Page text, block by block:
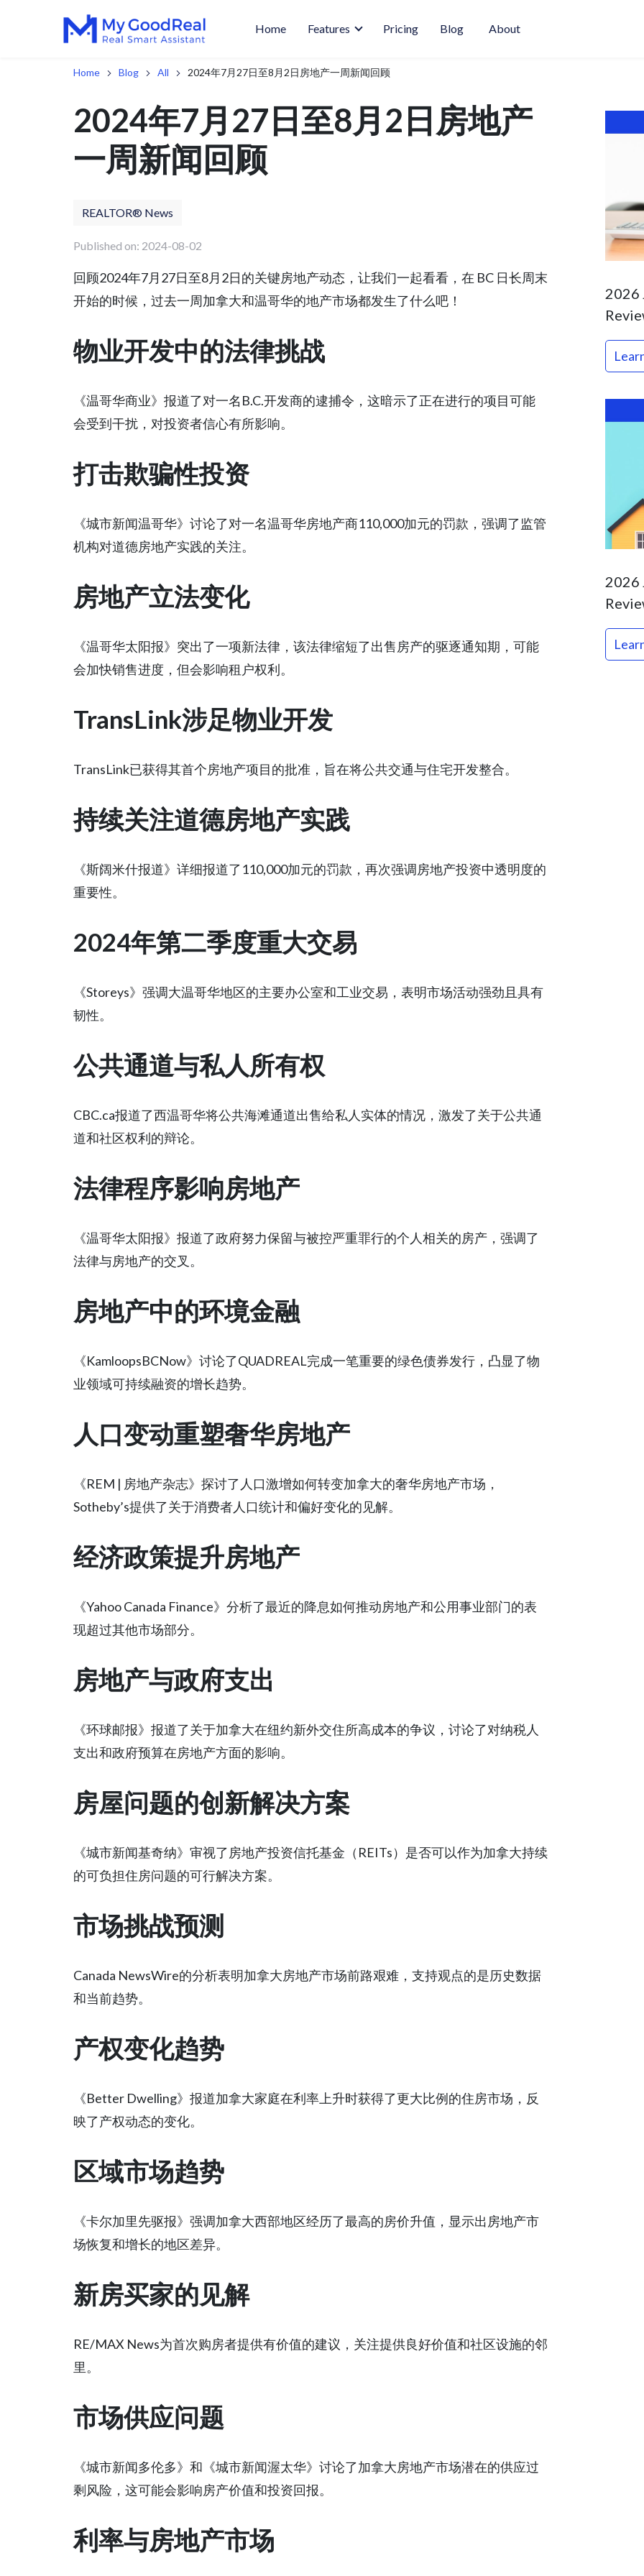
Home Features Pricing Blog About
Home Blog All 2024年7月27日至8月2日房地产一周新闻回顾
2024年7月27日至8月2日房地产
一周新闻回顾
REALTOR® News
Published on: 2024-08-02
回顾2024年7月27日至8月2日的关键房地产动态，让我们一起看看，在 BC 日长周末
开始的时候，过去一周加拿大和温哥华的地产市场都发生了什么吧！
物业开发中的法律挑战
《温哥华商业》报道了对一名B.C.开发商的逮捕令，这暗示了正在进行的项目可能
会受到干扰，对投资者信心有所影响。
打击欺骗性投资
《城市新闻温哥华》讨论了对一名温哥华房地产商110,000加元的罚款，强调了监管
机构对道德房地产实践的关注。
房地产立法变化
《温哥华太阳报》突出了一项新法律，该法律缩短了出售房产的驱逐通知期，可能
会加快销售进度，但会影响租户权利。
TransLink涉足物业开发
TransLink已获得其首个房地产项目的批准，旨在将公共交通与住宅开发整合。
持续关注道德房地产实践
《斯阔米什报道》详细报道了110,000加元的罚款，再次强调房地产投资中透明度的
重要性。
2024年第二季度重大交易
《Storeys》强调大温哥华地区的主要办公室和工业交易，表明市场活动强劲且具有
韧性。
公共通道与私人所有权
CBC.ca报道了西温哥华将公共海滩通道出售给私人实体的情况，激发了关于公共通
道和社区权利的辩论。
法律程序影响房地产
《温哥华太阳报》报道了政府努力保留与被控严重罪行的个人相关的房产，强调了
法律与房地产的交叉。
房地产中的环境金融
《KamloopsBCNow》讨论了QUADREAL完成一笔重要的绿色债券发行，凸显了物
业领域可持续融资的增长趋势。
人口变动重塑奢华房地产
《REM | 房地产杂志》探讨了人口激增如何转变加拿大的奢华房地产市场，
Sotheby’s提供了关于消费者人口统计和偏好变化的见解。
经济政策提升房地产
《Yahoo Canada Finance》分析了最近的降息如何推动房地产和公用事业部门的表
现超过其他市场部分。
房地产与政府支出
《环球邮报》报道了关于加拿大在纽约新外交住所高成本的争议，讨论了对纳税人
支出和政府预算在房地产方面的影响。
房屋问题的创新解决方案
《城市新闻基奇纳》审视了房地产投资信托基金（REITs）是否可以作为加拿大持续
的可负担住房问题的可行解决方案。
市场挑战预测
Canada NewsWire的分析表明加拿大房地产市场前路艰难，支持观点的是历史数据
和当前趋势。
产权变化趋势
《Better Dwelling》报道加拿大家庭在利率上升时获得了更大比例的住房市场，反
映了产权动态的变化。
区域市场趋势
《卡尔加里先驱报》强调加拿大西部地区经历了最高的房价升值，显示出房地产市
场恢复和增长的地区差异。
新房买家的见解
RE/MAX News为首次购房者提供有价值的建议，关注提供良好价值和社区设施的邻
里。
市场供应问题
《城市新闻多伦多》和《城市新闻渥太华》讨论了加拿大房地产市场潜在的供应过
剩风险，这可能会影响房产价值和投资回报。
利率与房地产市场
2026
2026